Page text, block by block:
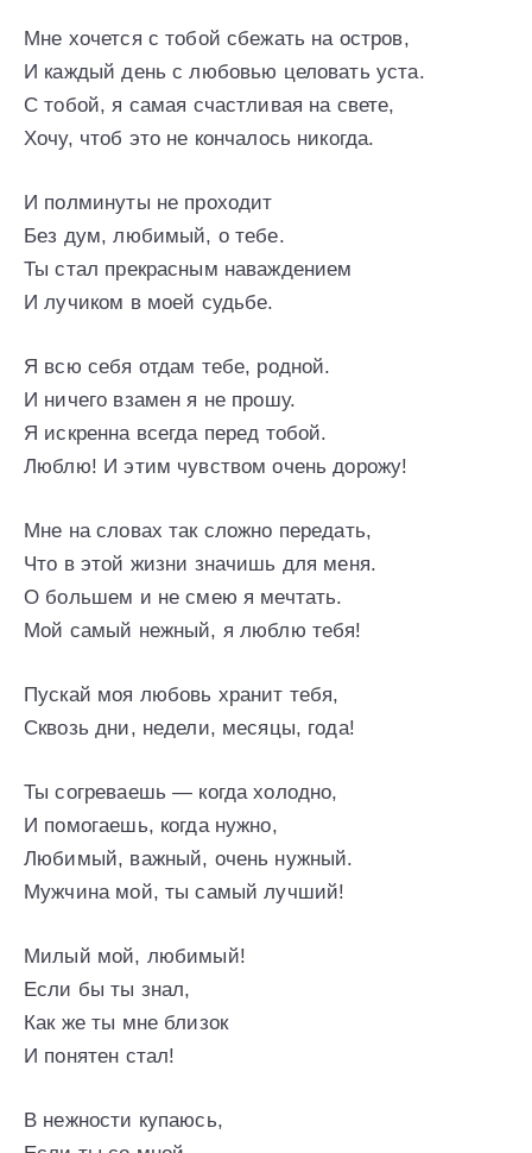
Мне хочется с тобой сбежать на остров,
И каждый день с любовью целовать уста.
С тобой, я самая счастливая на свете,
Хочу, чтоб это не кончалось никогда.
И полминуты не проходит
Без дум, любимый, о тебе.
Ты стал прекрасным наваждением
И лучиком в моей судьбе.
Я всю себя отдам тебе, родной.
И ничего взамен я не прошу.
Я искренна всегда перед тобой.
Люблю! И этим чувством очень дорожу!
Мне на словах так сложно передать,
Что в этой жизни значишь для меня.
О большем и не смею я мечтать.
Мой самый нежный, я люблю тебя!
Пускай моя любовь хранит тебя,
Сквозь дни, недели, месяцы, года!
Ты согреваешь — когда холодно,
И помогаешь, когда нужно,
Любимый, важный, очень нужный.
Мужчина мой, ты самый лучший!
Милый мой, любимый!
Если бы ты знал,
Как же ты мне близок
И понятен стал!
В нежности купаюсь,